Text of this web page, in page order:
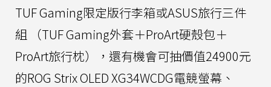
TUF Gaming限定版行李箱或ASUS旅行三件
組 （TUF Gaming外套＋ProArt硬殼包＋
ProArt旅行枕），還有機會可抽價值24900元
的ROG Strix OLED XG34WCDG電競螢幕、